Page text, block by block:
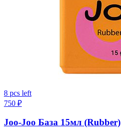
8 pcs left
750 ₽
Joo-Joo База 15мл (Rubber)